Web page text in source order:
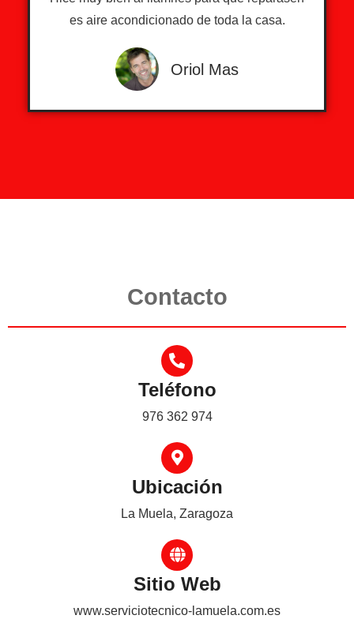
es aire acondicionado de toda la casa.
Oriol Mas
Contacto
Teléfono
976 362 974
Ubicación
La Muela, Zaragoza
Sitio Web
www.serviciotecnico-lamuela.com.es